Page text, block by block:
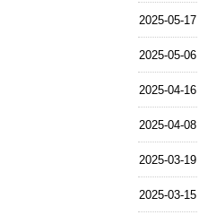
2025-05-17
2025-05-06
2025-04-16
2025-04-08
2025-03-19
2025-03-15